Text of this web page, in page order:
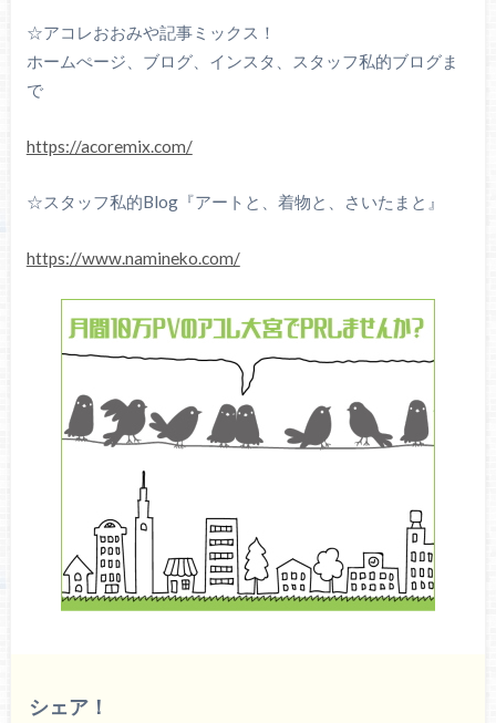
☆アコレおおみや記事ミックス！
ホームぺージ、ブログ、インスタ、スタッフ私的ブログま
で
https://acoremix.com/
☆スタッフ私的Blog『アートと、着物と、さいたまと』
https://www.namineko.com/
シェア！